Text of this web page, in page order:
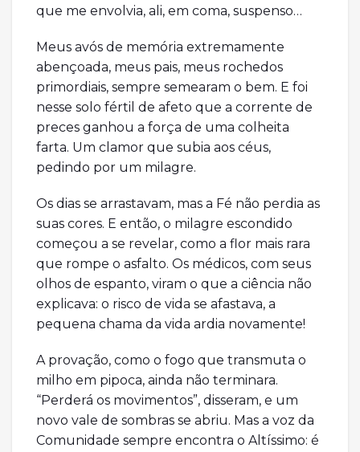
que me envolvia, ali, em coma, suspenso…
Meus avós de memória extremamente
abençoada, meus pais, meus rochedos
primordiais, sempre semearam o bem. E foi
nesse solo fértil de afeto que a corrente de
preces ganhou a força de uma colheita
farta. Um clamor que subia aos céus,
pedindo por um milagre.
Os dias se arrastavam, mas a Fé não perdia as
suas cores. E então, o milagre escondido
começou a se revelar, como a flor mais rara
que rompe o asfalto. Os médicos, com seus
olhos de espanto, viram o que a ciência não
explicava: o risco de vida se afastava, a
pequena chama da vida ardia novamente!
A provação, como o fogo que transmuta o
milho em pipoca, ainda não terminara.
“Perderá os movimentos”, disseram, e um
novo vale de sombras se abriu. Mas a voz da
Comunidade sempre encontra o Altíssimo: é